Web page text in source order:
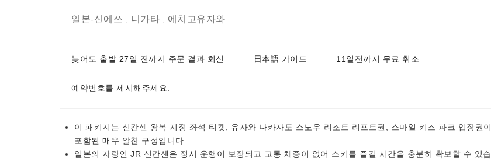
일본-신에쓰 니가타 에치고유자와
늦어도 출발 27일 전까지 주문 결과 회신 日本語 가이드 11일전까지 무료 취소
예약번호를 제시해주세요.
이 패키지는 신칸센 왕복 지정 좌석 티켓, 유자와 나카자토 스노우 리조트 리프트권, 스마일 키즈 파크 입장권이
포함된 매우 알찬 구성입니다.
일본의 자랑인 JR 신칸센은 정시 운행이 보장되고 교통 체증이 없어 스키를 즐길 시간을 충분히 확보할 수 있습